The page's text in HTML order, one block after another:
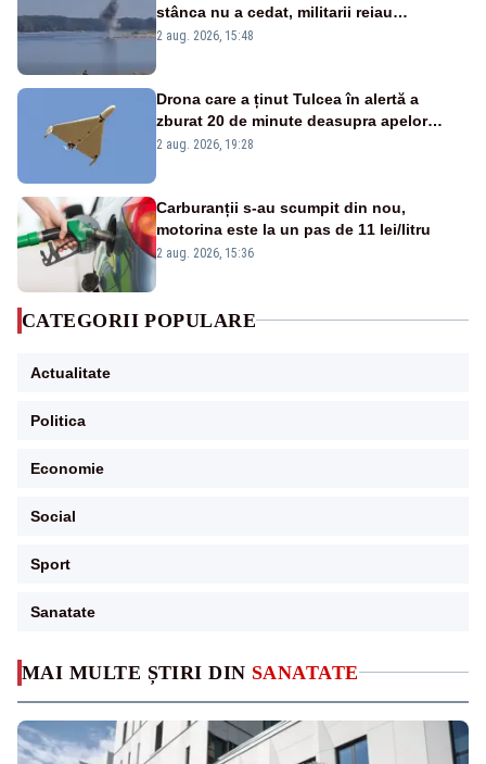
MAI MULTE ȘTIRI DIN SANATATE
stânca nu a cedat, militarii reiau
detonările luni – VIDEO
2 aug. 2026, 15:48
Drona care a ținut Tulcea în alertă a
zburat 20 de minute deasupra apelor
României. Au fost ridicate două F-16
2 aug. 2026, 19:28
Carburanții s-au scumpit din nou,
motorina este la un pas de 11 lei/litru
2 aug. 2026, 15:36
CATEGORII POPULARE
Actualitate
Politica
Economie
Social
Sport
Sanatate